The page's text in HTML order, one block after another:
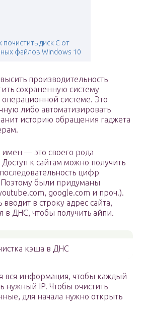
почистить диск С от
файлов Windows 10
производительность
сохраненную систему
системе. Это
либо автоматизировать
историю обращения гаджета
— это своего рода
к сайтам можно получить
цифр
Поэтому были придуманы
google.com и проч.).
вводит в строку адрес сайта,
в ДНС, чтобы получить айпи.
кэша в ДНС
вся информация, чтобы каждый
нужный IP. Чтобы очистить
для начала нужно открыть